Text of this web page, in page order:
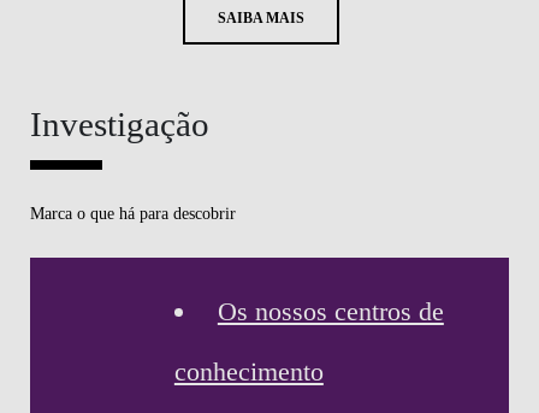
SAIBA MAIS
Investigação
Marca o que há para descobrir
Os nossos centros de
conhecimento